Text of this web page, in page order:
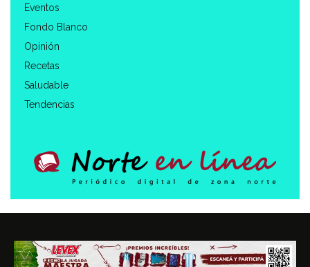
Eventos
Fondo Blanco
Opinión
Recetas
Saludable
Tendencias